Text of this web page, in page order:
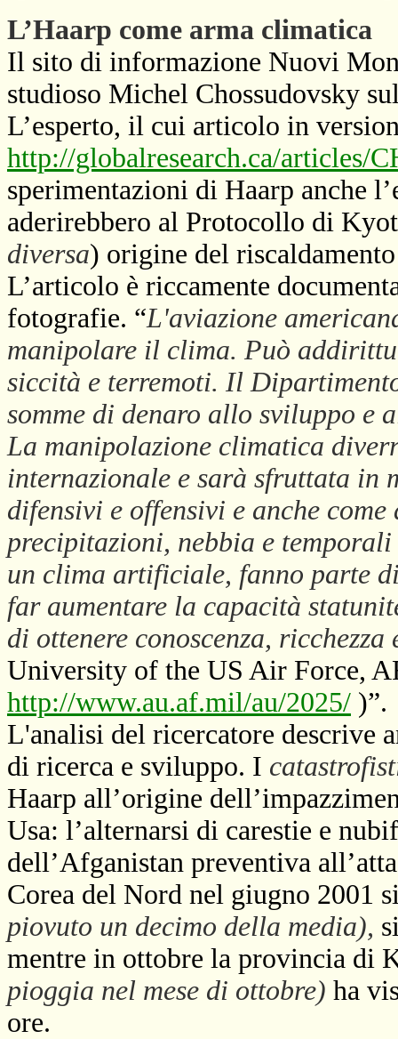
L’Haarp come arma climatica
Il sito di informazione Nuovi
studioso Michel Chossudovsky
L’esperto, il cui articolo in
http://globalresearch.ca/articles/
sperimentazioni di Haarp anche
aderirebbero al Protocollo di
diversa) origine del
L’articolo è riccamente
fotografie. “L'aviazione
manipolare il clima. Può
siccità e terremoti. Il
somme di denaro allo sviluppo e
La manipolazione climatica
internazionale e sarà sfruttata in
difensivi e offensivi e anche
precipitazioni, nebbia e
un clima artificiale, fanno parte
far aumentare la capacità
di ottenere conoscenza, ricchezza
University of the US Air Force,
http://www.au.af.mil/au/2025/ )”.
L'analisi del ricercatore descrive
di ricerca e sviluppo. I
Haarp all’origine
Usa: l’alternarsi di carestie e
dell’Afganistan preventiva
Corea del Nord nel giugno 2001
piovuto un decimo della media),
mentre in ottobre la provincia di
pioggia nel mese di ottobre) ha
ore.